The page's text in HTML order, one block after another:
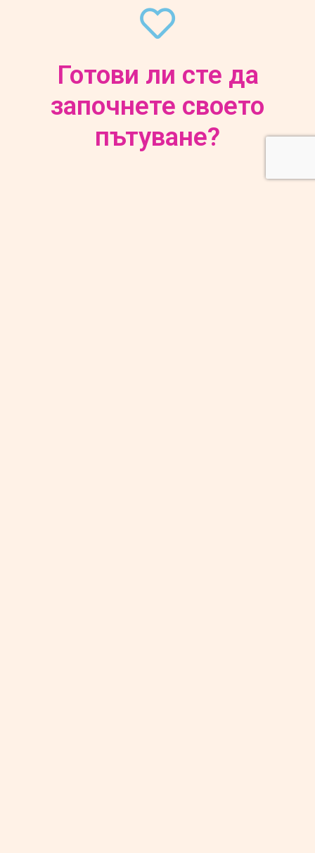
Готови ли сте да
започнете своето
пътуване?